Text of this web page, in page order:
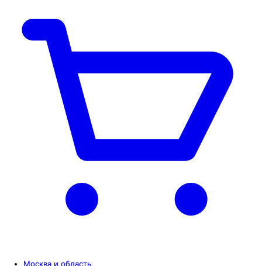
Москва и область